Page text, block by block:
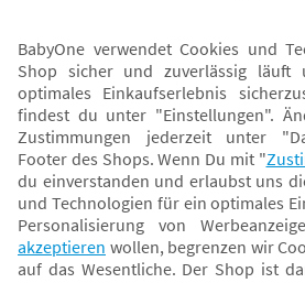
Versand mit
* Alle Preise inkl. MwSt. und ggf. zzgl.
abhängig von der von dir gewählten Option - im
Abholung in dem von dir gewählten BabyOne-
Onlineshop geltende Preis stellt bei einem